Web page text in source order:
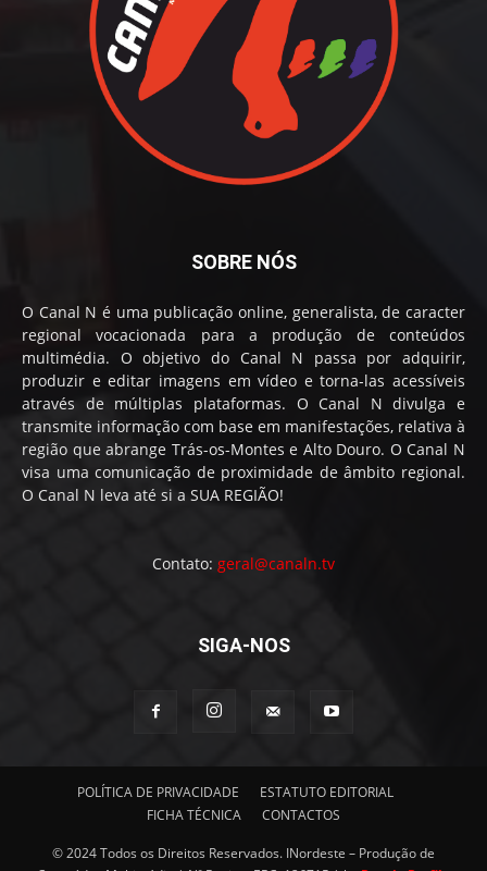
SOBRE NÓS
O Canal N é uma publicação online, generalista, de caracter
regional vocacionada para a produção de conteúdos
multimédia. O objetivo do Canal N passa por adquirir,
produzir e editar imagens em vídeo e torna-las acessíveis
através de múltiplas plataformas. O Canal N divulga e
transmite informação com base em manifestações, relativa à
região que abrange Trás-os-Montes e Alto Douro. O Canal N
visa uma comunicação de proximidade de âmbito regional.
O Canal N leva até si a SUA REGIÃO!
Contato: geral@canaln.tv
SIGA-NOS
POLÍTICA DE PRIVACIDADE
ESTATUTO EDITORIAL
FICHA TÉCNICA
CONTACTOS
© 2024 Todos os Direitos Reservados. INordeste – Produção de